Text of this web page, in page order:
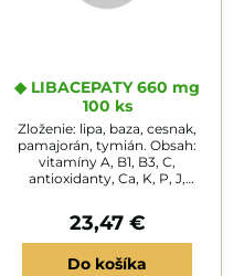
◆ LIBACEPATY 660 mg
100 ks
Zloženie: lipa, baza, cesnak,
pamajorán, tymián. Obsah:
vitamíny A, B1, B3, C,
antioxidanty, Ca, K, P, J,
Charakteristika: Dialylsulfidje
baktericídny, fungicídny,
antivirózny a protikarcino-
génny, proti nádorový - alicin,
23,47 €
Do košíka